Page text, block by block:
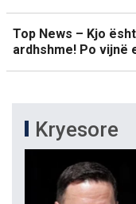
Top News – Kjo
ardhshme! Po vijnë
Kryesore